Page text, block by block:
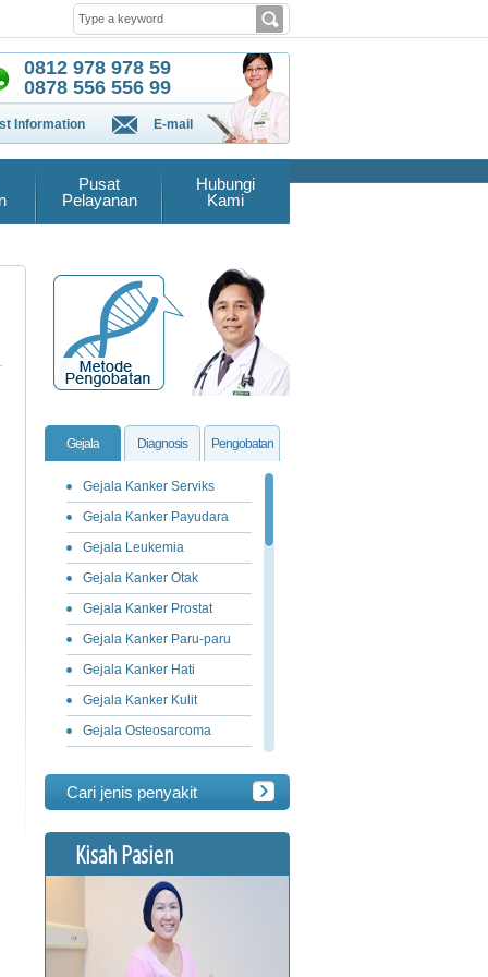
0812 978 978 59
0878 556 556 99
Information E-mail
Pusat
Pelayanan
Hubungi
Kami
Gejala Diagnosis Pengobatan
Gejala Kanker Serviks
Gejala Kanker Payudara
Gejala Leukemia
Gejala Kanker Otak
Gejala Kanker Prostat
Gejala Kanker Paru-paru
Gejala Kanker Hati
Gejala Kanker Kulit
Gejala Osteosarcoma
Gejala Kanker Lambung
Gejala Kanker Pankreas
Gejala Kanker Usus Besar
Gejala Kanker Penis
Gejala Kanker Testis
Cari jenis penyakit
Kisah Pasien